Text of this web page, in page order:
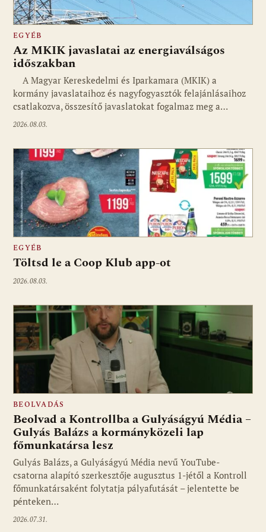
EGYÉB
Az MKIK javaslatai az energiaválságos
időszakban
A Magyar Kereskedelmi és Iparkamara (MKIK) a
kormány javaslataihoz és nagyfogyasztók felajánlásaihoz
csatlakozva, összesítő javaslatokat fogalmaz meg a…
2026.08.03.
EGYÉB
Töltsd le a Coop Klub app-ot
2026.08.03.
BEOLVADÁS
Beolvad a Kontrollba a Gulyáságyú Média –
Gulyás Balázs a kormányközeli lap
főmunkatársa lesz
Gulyás Balázs, a Gulyáságyú Média nevű YouTube-
csatorna alapító szerkesztője augusztus 1-jétől a Kontroll
főmunkatársaként folytatja pályafutását – jelentette be
pénteken…
2026.07.31.